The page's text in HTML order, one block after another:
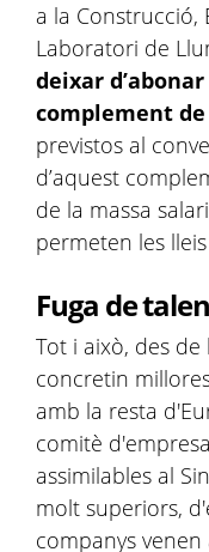
a la Construcció,
Laboratori de
deixar
complement
previstos al
d’aquest
de la massa
permeten les
Fuga de
Tot i això, des
concretin
amb la resta
comitè
assimilables al
molt superiors,
companys